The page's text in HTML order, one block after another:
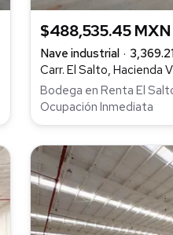
$488,535.45 MXN
Nave industrial
Carr. El Salto, Hacienda
Bodega en Renta El
Ocupación Inmediata